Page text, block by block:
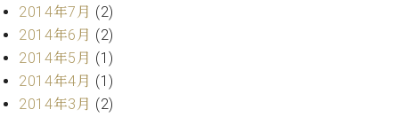
セ
ス
お
い
合
2014年7月 (2)
2014年6月 (2)
2014年5月 (1)
2014年4月 (1)
2014年3月 (2)